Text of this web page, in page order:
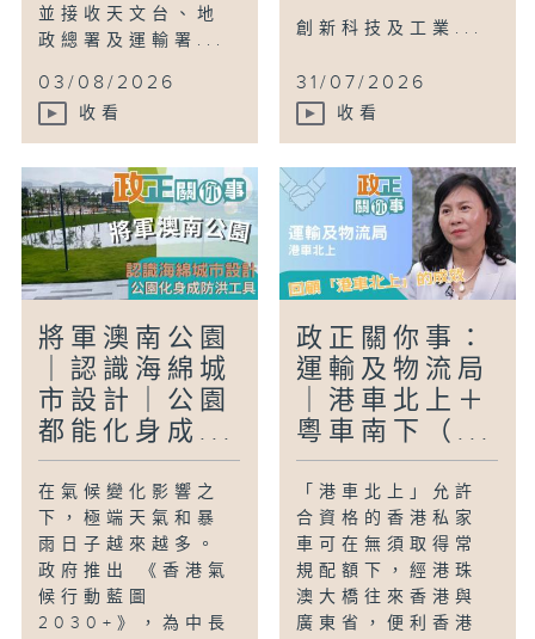
並接收天文台、地
政總署及運輸署...
03/08/2026
收看
創新科技及工業...
31/07/2026
收看
將軍澳南公園
｜認識海綿城
市設計｜公園
都能化身成...
在氣候變化影響之
下，極端天氣和暴
雨日子越來越多。
政府推出 《香港氣
候行動藍圖
2030+》，為中長
政正關你事：
運輸及物流局
｜港車北上＋
粵車南下（...
「港車北上」允許
合資格的香港私家
車可在無須取得常
規配額下，經港珠
澳大橋往來香港與
廣東省，便利香港